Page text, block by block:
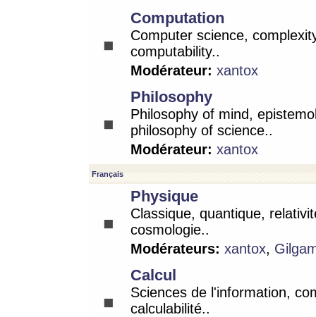
Computation
Computer science,
computability..
Modérateur: xantox
Philosophy
Philosophy of mind,
philosophy of science..
Modérateur: xantox
Français
Physique
Classique, quantique,
cosmologie..
Modérateurs: xantox,
Calcul
Sciences de l'information,
calculabilité..